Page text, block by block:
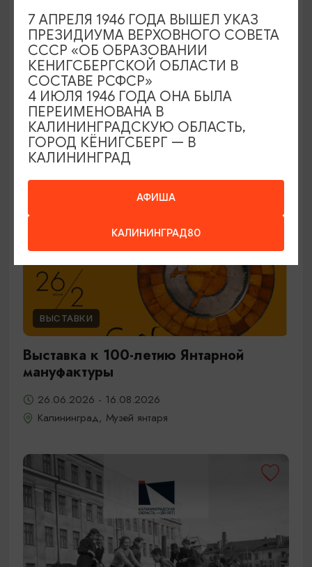
ЭКСКУРСИИ УЧРЕЖДЕНИЙ КУЛЬТУРЫ
Код города. История в символах
25.06.2026 - 30.09.2026, ПН-ПТ в 12:00
Калининград, Музей янтаря
ОТ 150₽ ПУШКИНСКАЯ КАРТА
ВЫСТАВКИ
Выставка к 100-летию Янтарной
мануфактуры
26.06.2026 - 16.08.2026
Калининград, Музей янтаря
АФИША
КАЛИНИНГРАД80
7 АПРЕЛЯ 1946 ГОДА ВЫШЕЛ УКАЗ
ПРЕЗИДИУМА ВЕРХОВНОГО СОВЕТА
СССР «ОБ ОБРАЗОВАНИИ
КЕНИГСБЕРГСКОЙ ОБЛАСТИ В
СОСТАВЕ РСФСР»
4 ИЮЛЯ 1946 ГОДА ОНА БЫЛА
ПЕРЕИМЕНОВАНА В
КАЛИНИНГРАДСКУЮ ОБЛАСТЬ,
ГОРОД КЁНИГСБЕРГ — В
КАЛИНИНГРАД